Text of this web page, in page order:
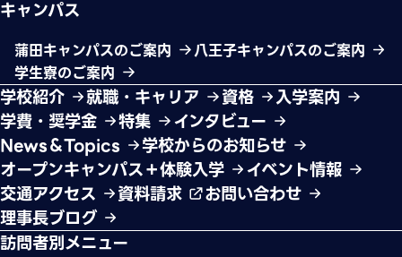
キャンパス
蒲田キャンパスのご案内
八王子キャンパスのご案内
学生寮のご案内
学校紹介 就職・キャリア 資格
入学案内
学費・奨学金
特集
インタビュー
News＆Topics
学校からのお知らせ
オープンキャンパス＋体験入学
イベント情報
交通アクセス
資料請求
お問い合わせ
理事長ブログ
訪問者別メニュー